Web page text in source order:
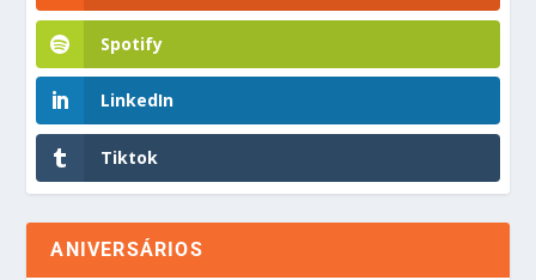
Spotify
LinkedIn
Tiktok
ANIVERSÁRIOS